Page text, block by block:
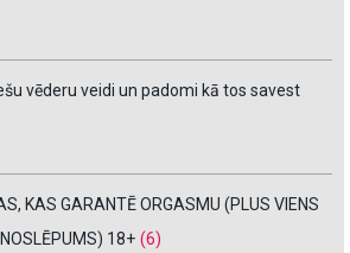
vēderu veidi un padomi kā tos savest
KAS GARANTĒ ORGASMU (PLUS VIENS
18+ (6)